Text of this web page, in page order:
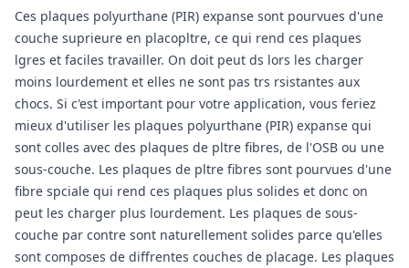
Ces plaques polyurthane (PIR) expanse sont pourvues d'une
couche suprieure en placopltre, ce qui rend ces plaques
lgres et faciles travailler. On doit peut ds lors les charger
moins lourdement et elles ne sont pas trs rsistantes aux
chocs. Si c'est important pour votre application, vous feriez
mieux d'utiliser les plaques polyurthane (PIR) expanse qui
sont colles avec des plaques de pltre fibres, de l'OSB ou une
sous-couche. Les plaques de pltre fibres sont pourvues d'une
fibre spciale qui rend ces plaques plus solides et donc on
peut les charger plus lourdement. Les plaques de sous-
couche par contre sont naturellement solides parce qu'elles
sont composes de diffrentes couches de placage. Les plaques